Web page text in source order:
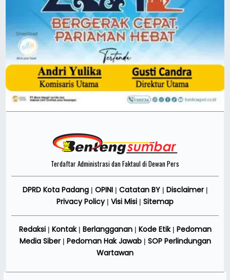
Terdaftar Administrasi dan Faktaul di Dewan Pers
DPRD Kota Padang| OPINI| Catatan BY| Disclaimer|
Privacy Policy| Visi Misi | Sitemap
Redaksi| Kontak| Berlangganan| Kode Etik| Pedoman
Media Siber| Pedoman Hak Jawab| SOP Perlindungan
Wartawan